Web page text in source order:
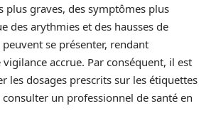
plus graves, des symptômes plus
des arythmies et des hausses de
se présenter, rendant
accrue. Par conséquent, il est
les dosages prescrits sur les étiquettes
un professionnel de santé en